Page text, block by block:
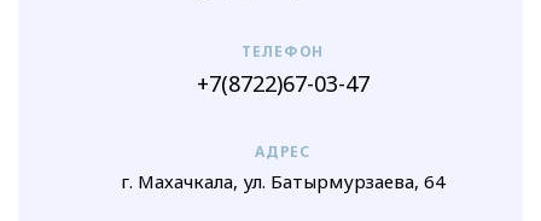
ТЕЛЕФОН
+7(8722)67-03-47
АДРЕС
г. Махачкала, ул. Батырмурзаева, 64